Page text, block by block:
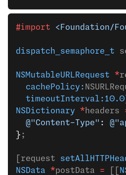
#import <Foundation/
dispatch_semaphore_t
NSMutableURLRequest *
  cachePolicy:
  timeoutInterval:10.0
NSDictionary * headers
  @"Content-Type"
:
} ;
[request
NSData *postData =